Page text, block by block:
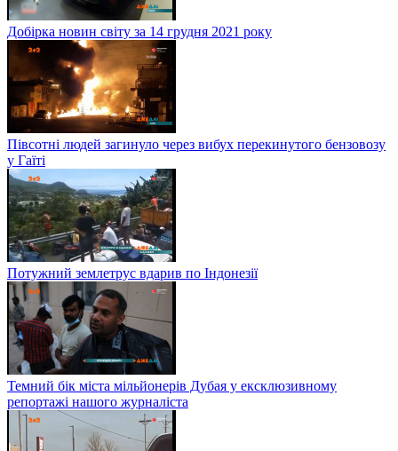
Добірка новин світу за 14 грудня 2021 року
Півсотні людей загинуло через вибух перекинутого бензовозу
у Гаїті
Потужний землетрус вдарив по Індонезії
Темний бік міста мільйонерів Дубая у ексклюзивному
репортажі нашого журналіста